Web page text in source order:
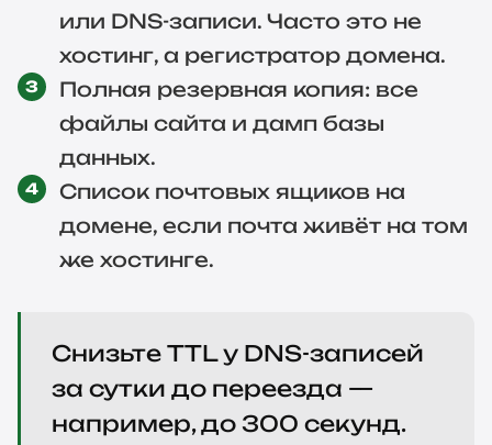
или DNS-записи. Часто это не
хостинг, а регистратор домена.
Полная резервная копия: все
файлы сайта и дамп базы
данных.
Список почтовых ящиков на
домене, если почта живёт на том
же хостинге.
Снизьте TTL у DNS-записей
за сутки до переезда —
например, до 300 секунд.